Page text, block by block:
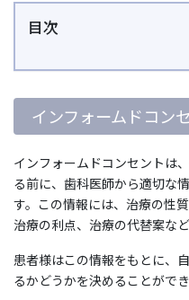
目次
インフォームドコン
インフォームドコンセントは
る前に、歯科医師から適切な
す。この情報には、治療の性
治療の利点、治療の代替案など
患者様はこの情報をもとに、
るかどうかを決めることができ